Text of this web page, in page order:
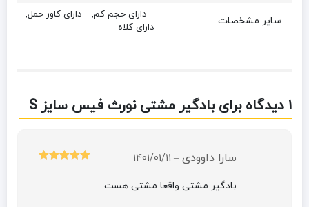
سایر مشخصات
– دارای حجم کم, – دارای کاور حمل, –
دارای کلاه
1 دیدگاه برای بادگیر مشتی نورث فیس سایز S
سارا داوودی –
1401/01/11
بادگیر مشتی واقعا مشتی هست